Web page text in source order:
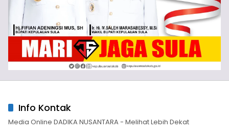
Info Kontak
Media Online DADIKA NUSANTARA - Melihat Lebih Dekat